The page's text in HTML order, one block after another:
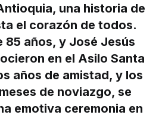
una historia de
el corazón de todos.
85 años, y José Jesús
en el Asilo Santa
años de amistad, y los
de noviazgo, se
emotiva ceremonia en